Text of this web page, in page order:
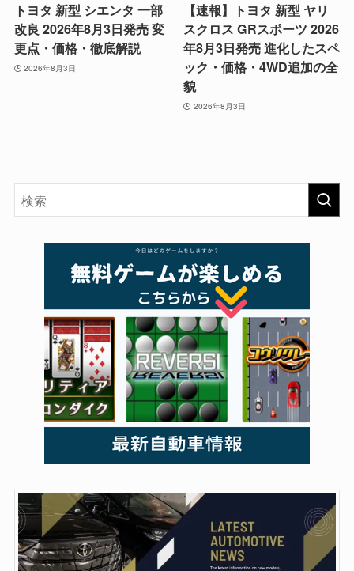
トヨタ 新型 シエンタ 一部
改良 2026年8月3日発売 変
更点・価格・徹底解説
2026年8月3日
【速報】トヨタ 新型 ヤリ
スクロス GRスポーツ 2026
年8月3日発売 進化したスペ
ック・価格・4WD追加の全
貌
2026年8月3日